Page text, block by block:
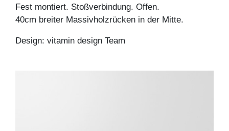
Fest montiert. Stoßverbindung. Offen.
40cm breiter Massivholzrücken in der Mitte.
Design: vitamin design Team